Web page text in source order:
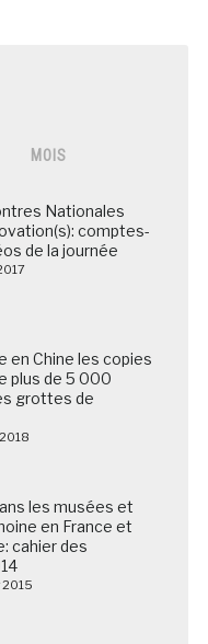
MOIS
Nationales
comptes-
de la journée
en Chine les copies
plus de 5 000
grottes de
les musées et
en France et
cahier des
2015